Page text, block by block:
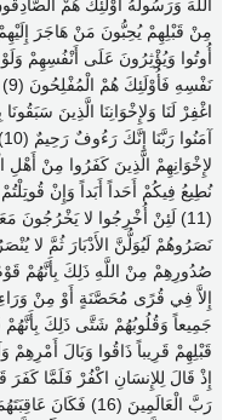
مِنْ قَبْلِهِمْ يُحِبُّونَ مَنْ هَاجَرَ
أُوتُوا وَيُؤْثِرُونَ عَلَى أَنْفُسِهِمْ
اغْفِرْ لَنَا وَلإِخْوَانِنَا الَّذِينَ
لإِخْوَانِهِمْ الَّذِينَ كَفَرُوا مِنْ
نُطِيعُ فِيكُمْ أَحَداً أَبَداً وَإِنْ
(11) لَئِنْ أُخْرِجُوا لا يَخْرُجُونَ
إِلاَّ فِي قُرًى مُحَصَّنَةٍ أَوْ مِنْ
إِذْ قَالَ لِلإِنسَانِ اكْفُرْ فَلَمَّا
رَبَّ الْعَالَمِينَ (16)